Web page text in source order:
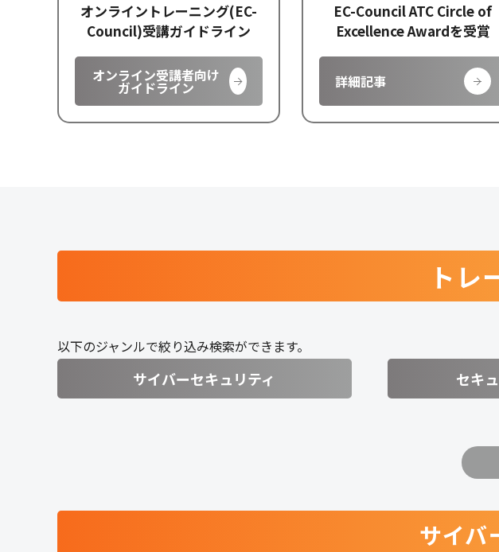
オンライントレーニング(EC-
Council)受講ガイドライン
オンライン受講者向け
ガイドライン
EC-Council ATC Circle of
Excellence Awardを受賞
詳細記事
トレ
以下のジャンルで絞り込み検索ができます。
サイバーセキュリティ セキ
サイバ